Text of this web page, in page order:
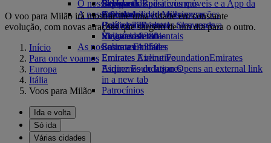
Bebidas
A nossa frota
Boeing 777
Emirates A380
Emirates A350
Emirates Executive
Esquemas de lugares
Brinquedos para crianças
Atividades para as crianças
O nosso planeta
Sustentabilidade nas operações
Política ambiental
Relatórios ambientais
As nossas comunidades
Emirates Airline FoundationEmirates
Airline Foundation Opens an external link
in a new tab
Patrocínios
Skywards Rail
Calculadora de Milhas
Login em Emirates Skywards
Skywards+
Site para dispositivos móveis e a App da
Emirates
Cancelar ou alterar uma reserva
Viagens afetadas
Sobre a Emirates
O voo para Milão irá mostrar-lhe uma cidade em constante
evolução, com novas atrações que surgem de um dia para o outro.
Início
Para onde voamos
Europa
Itália
Voos para Milão
Ida e volta
Só ida
Várias cidades